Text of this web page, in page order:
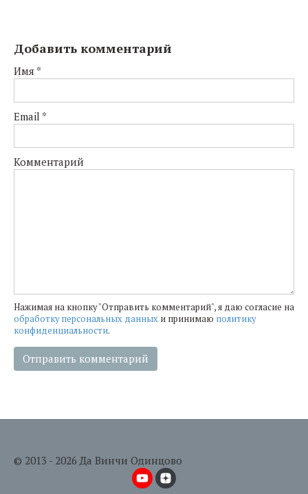
Добавить комментарий
Имя *
Email *
Комментарий
Нажимая на кнопку "Отправить комментарий", я даю согласие на
обработку персональных данных и принимаю политику
конфиденциальности.
© 2013 - 2026 Да Винчи Одинцово